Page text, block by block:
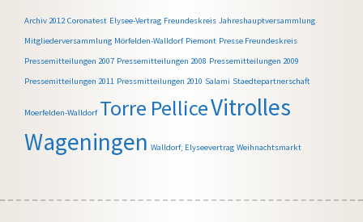
Archiv 2012 Coronatest Elysee-Vertrag Freundeskreis Jahreshauptversammlung
Mitgliederversammlung Mörfelden-Walldorf Piemont Presse Freundeskreis
Pressemitteilungen 2007 Pressemitteilungen 2008 Pressemitteilungen 2009
Pressemitteilungen 2011 Pressmitteilungen 2010 Salami Staedtepartnerschaft
Moerfelden-Walldorf Torre PelliceVitrolles
Wageningen Walldorf; Elyseevertrag Weihnachtsmarkt